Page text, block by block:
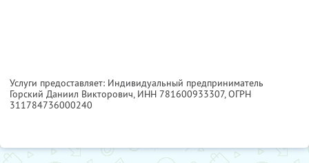
Услуги предоставляет: Индивидуальный предприниматель
Горский Даниил Викторович, ИНН 781600933307, ОГРН
311784736000240